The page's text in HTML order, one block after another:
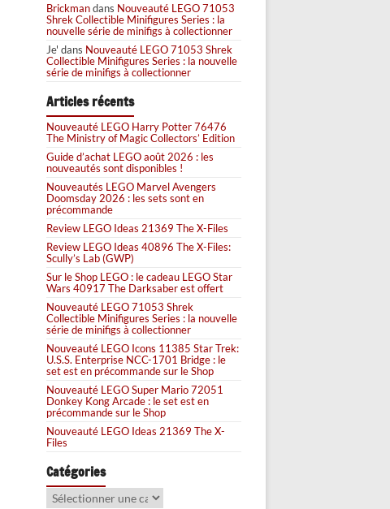
Brickmandans Nouveauté LEGO 71053
Shrek Collectible Minifigures Series : la
nouvelle série de minifigs à collectionner
Je' dans Nouveauté LEGO 71053 Shrek
Collectible Minifigures Series : la nouvelle
série de minifigs à collectionner
Articles récents
Nouveauté LEGO Harry Potter 76476
The Ministry of Magic Collectors’ Edition
Guide d’achat LEGO août 2026 : les
nouveautés sont disponibles !
Nouveautés LEGO Marvel Avengers
Doomsday 2026 : les sets sont en
précommande
Review LEGO Ideas 21369 The X-Files
Review LEGO Ideas 40896 The X-Files:
Scully’s Lab (GWP)
Sur le Shop LEGO : le cadeau LEGO Star
Wars 40917 The Darksaber est offert
Nouveauté LEGO 71053 Shrek
Collectible Minifigures Series : la nouvelle
série de minifigs à collectionner
Nouveauté LEGO Icons 11385 Star Trek:
U.S.S. Enterprise NCC-1701 Bridge : le
set est en précommande sur le Shop
Nouveauté LEGO Super Mario 72051
Donkey Kong Arcade : le set est en
précommande sur le Shop
Nouveauté LEGO Ideas 21369 The X-
Files
Catégories
Catégories